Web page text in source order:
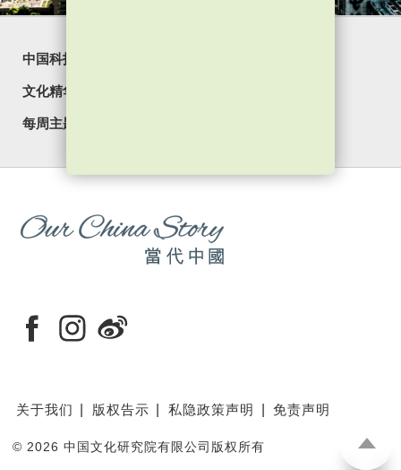
中国科技
文化精华
每周主题
关于我们 版权告示 私隐政策声明 免责声明
© 2026 中国文化研究院有限公司版权所有